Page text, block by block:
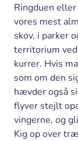
Ringduen
vores mest
skov, i parker
territorium
kurrer. Hvis
som om den
hævder også
flyver stejlt
vingerne, og
Kig op over